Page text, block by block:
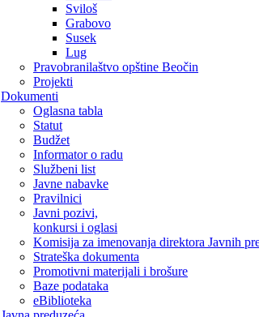
Sviloš
Grabovo
Susek
Lug
Pravobranilaštvo opštine Beočin
Projekti
Dokumenti
Oglasna tabla
Statut
Budžet
Informator o radu
Službeni list
Javne nabavke
Pravilnici
Javni pozivi,
konkursi i oglasi
Komisija za imenovanja direktora Javnih
Strateška dokumenta
Promotivni materijali i brošure
Baze podataka
eBiblioteka